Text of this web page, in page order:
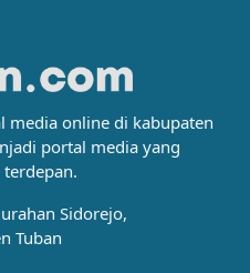
media online di kabupaten
portal media yang
Sidorejo,
Tuban